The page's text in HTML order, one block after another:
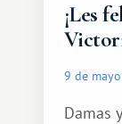
¡Les
9 de
Damas